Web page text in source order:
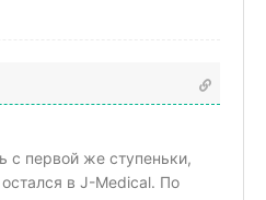
с первой же ступеньки,
в J-Medical. По